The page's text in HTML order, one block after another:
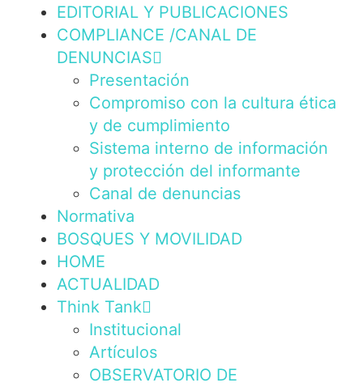
EDITORIAL Y PUBLICACIONES
COMPLIANCE /CANAL DE
DENUNCIAS
Presentación
Compromiso con la cultura ética
y de cumplimiento
Sistema interno de información
y protección del informante
Canal de denuncias
Normativa
BOSQUES Y MOVILIDAD
HOME
ACTUALIDAD
Think Tank
Institucional
Artículos
OBSERVATORIO DE